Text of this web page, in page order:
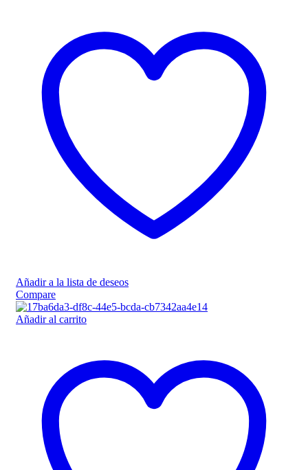
Añadir a la lista de deseos
Compare
Añadir al carrito